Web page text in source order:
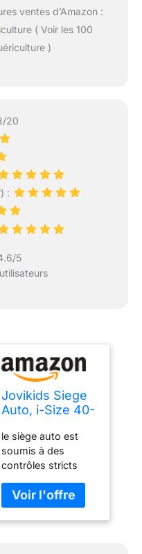
ventes d’Amazon :
( Voir les 100
)
20
:
5
Jovikids Siege
Auto, i-Size 40-
pour Groupe
0/1/2/3, Bébé
de 0-12 ans, 0 à
36 kg Environ,
ECE R129, 360°
pivotant, 12
Positions
le siège auto est
soumis à des
contrôles stricts
sécurité des
enfants. Il est
homologué selon la